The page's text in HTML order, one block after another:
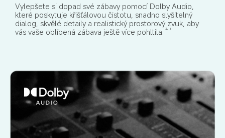
Vylepšete si dopad své zábavy pomocí Dolby Audio,
které poskytuje křišťálovou čistotu, snadno slyšitelný
dialog, skvělé detaily a realistický prostorový zvuk, aby
vás vaše oblíbená zábava ještě více pohltila. 3, 6